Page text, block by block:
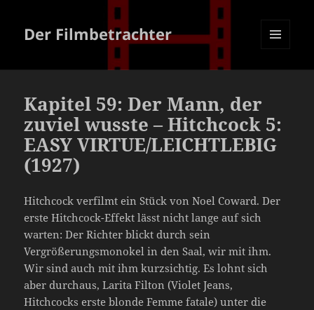
Der Filmbetrachter
Kapitel 59: Der Mann, der
zuviel wusste – Hitchcock 5:
EASY VIRTUE/LEICHTLEBIG
(1927)
Hitchcock verfilmt ein Stück von Noel Coward. Der
erste Hitchcock-Effekt lässt nicht lange auf sich
warten: Der Richter blickt durch sein
Vergrößerungsmonokel in den Saal, wir mit ihm.
Wir sind auch mit ihm kurzsichtig. Es lohnt sich
aber durchaus, Larita Filton (Violet Jeans,
Hitchcocks erste blonde Femme fatale) unter die